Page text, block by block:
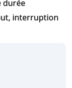
durée
interruption